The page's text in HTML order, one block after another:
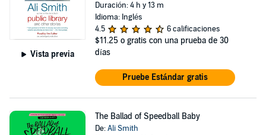
Vista previa
Duración: 4 h y 13 m
Idioma: Inglés
4.5
6 calificaciones
$11.25 o gratis con una prueba de 30
días
Pruebe Estándar gratis
The Ballad of Speedball Baby
De:Ali Smith